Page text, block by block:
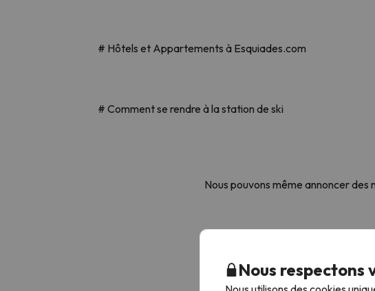
# Hôtels et Appartements à Esquiades.com
# Comment se rendre à la station de ski
Nous pouvons même annoncer
Nous respectons